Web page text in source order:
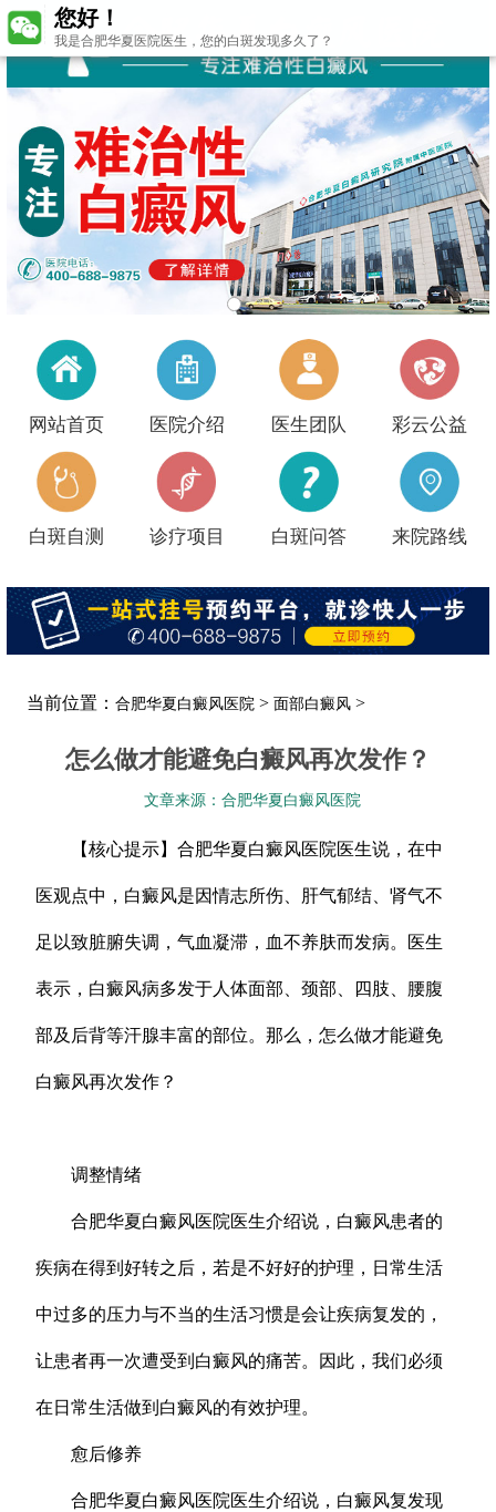
网站首页 医院介绍 医生团队 彩云公益
白斑自测 诊疗项目 白斑问答 来院路线
当前位置：合肥华夏白癜风医院 >面部白癜风 >
怎么做才能避免白癜风再次发作？
文章来源：合肥华夏白癜风医院
【核心提示】合肥华夏白癜风医院医生说，在中
医观点中，白癜风是因情志所伤、肝气郁结、肾气不
足以致脏腑失调，气血凝滞，血不养肤而发病。医生
表示，白癜风病多发于人体面部、颈部、四肢、腰腹
部及后背等汗腺丰富的部位。那么，怎么做才能避免
白癜风再次发作？
调整情绪
合肥华夏白癜风医院医生介绍说，白癜风患者的
疾病在得到好转之后，若是不好好的护理，日常生活
中过多的压力与不当的生活习惯是会让疾病复发的，
让患者再一次遭受到白癜风的痛苦。因此，我们必须
在日常生活做到白癜风的有效护理。
愈后修养
合肥华夏白癜风医院医生介绍说，白癜风复发现
您好！
我是合肥华夏医院医生，您的白斑发现多久了？